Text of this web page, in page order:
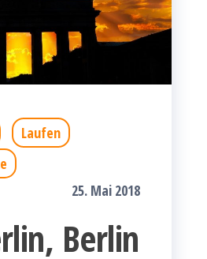
Laufen
25. Mai 2018
Berlin